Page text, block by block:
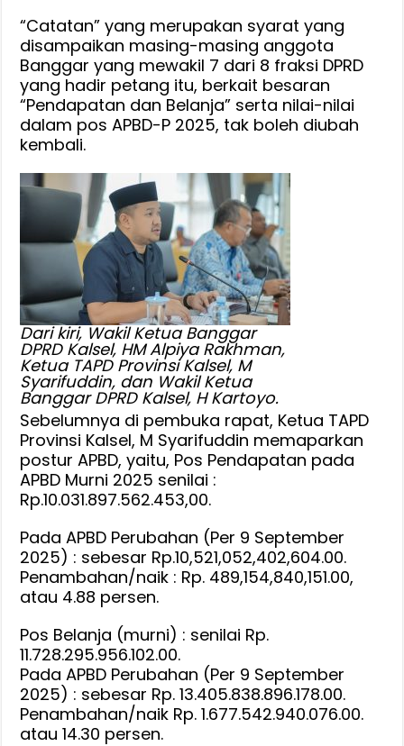
Angka
Dirubah
“Catatan” yang merupakan syarat yang
disampaikan masing-masing anggota
Banggar yang mewakil 7 dari 8 fraksi DPRD
yang hadir petang itu, berkait besaran
“Pendapatan dan Belanja” serta nilai-nilai
dalam pos APBD-P 2025, tak boleh diubah
kembali.
Dari kiri, Wakil Ketua Banggar
DPRD Kalsel, HM Alpiya Rakhman,
Ketua TAPD Provinsi Kalsel, M
Syarifuddin, dan Wakil Ketua
Banggar DPRD Kalsel, H Kartoyo.
Sebelumnya di pembuka rapat, Ketua TAPD
Provinsi Kalsel, M Syarifuddin memaparkan
postur APBD, yaitu, Pos Pendapatan pada
APBD Murni 2025 senilai :
Rp.10.031.897.562.453,00.
Pada APBD Perubahan (Per 9 September
2025) : sebesar Rp.10,521,052,402,604.00.
Penambahan/naik : Rp. 489,154,840,151.00,
atau 4.88 persen.
Pos Belanja (murni) : senilai Rp.
11.728.295.956.102.00.
Pada APBD Perubahan (Per 9 September
2025) : sebesar Rp. 13.405.838.896.178.00.
Penambahan/naik Rp. 1.677.542.940.076.00.
atau 14.30 persen.